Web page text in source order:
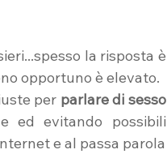
la risposta è
opportuno è elevato.
per parlare di sesso
ed evitando possibili
e al passa parola